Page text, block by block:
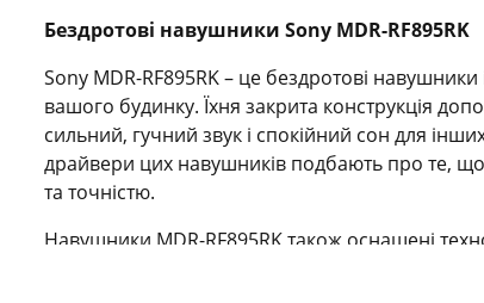
Бездротові навушники Sony MDR-RF895RK
Sony MDR-RF895RK – це бездротові
вашого будинку. Їхня закрита конструкція
сильний, гучний звук і спокійний сон для
драйвери цих навушників подбають про те,
та точністю.
Навушники MDR-RF895RK також оснащені